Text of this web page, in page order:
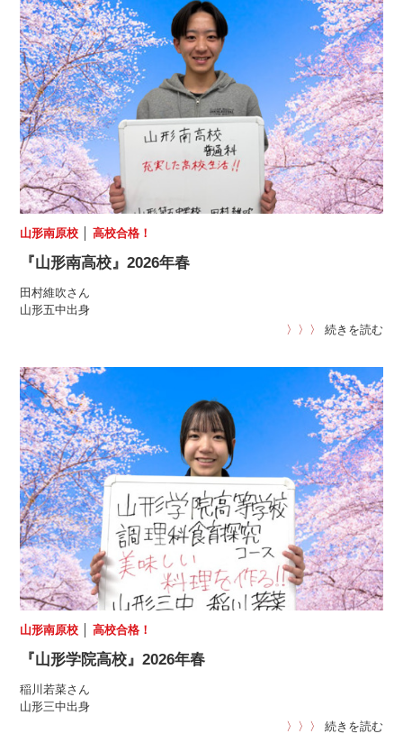
山形南原校 │高校合格！
『山形南高校』2026年春
田村維吹さん
山形五中出身
〉〉〉
続きを読む
山形南原校 │高校合格！
『山形学院高校』2026年春
稲川若菜さん
山形三中出身
〉〉〉
続きを読む